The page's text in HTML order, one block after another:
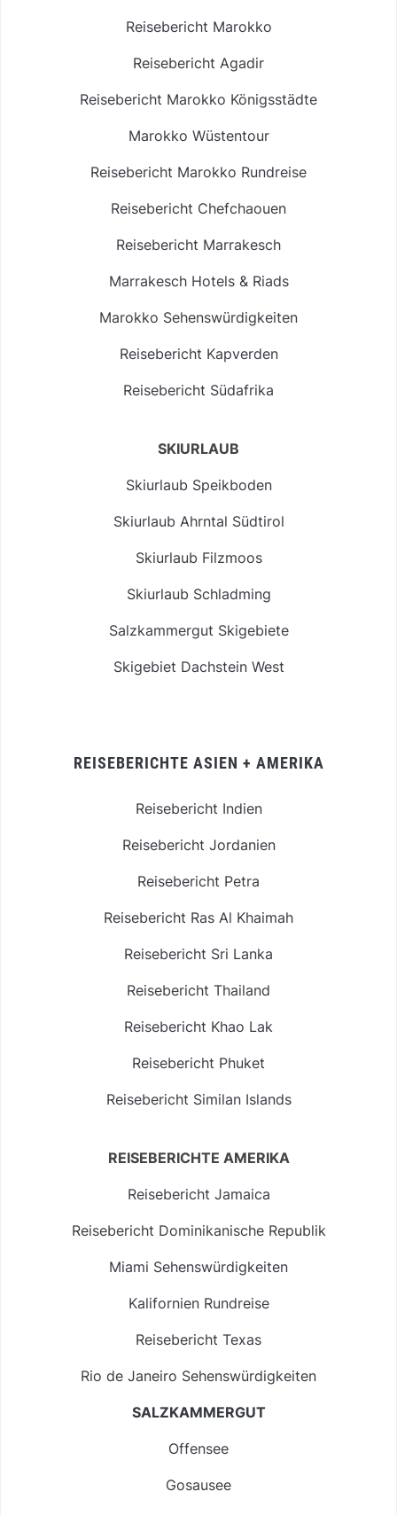
Reisebericht Marokko
Reisebericht Agadir
Reisebericht Marokko Königsstädte
Marokko Wüstentour
Reisebericht Marokko Rundreise
Reisebericht Chefchaouen
Reisebericht Marrakesch
Marrakesch Hotels & Riads
Marokko Sehenswürdigkeiten
Reisebericht Kapverden
Reisebericht Südafrika
SKIURLAUB
Skiurlaub Speikboden
Skiurlaub Ahrntal Südtirol
Skiurlaub Filzmoos
Skiurlaub Schladming
Salzkammergut Skigebiete
Skigebiet Dachstein West
REISEBERICHTE ASIEN + AMERIKA
Reisebericht Indien
Reisebericht Jordanien
Reisebericht Petra
Reisebericht Ras Al Khaimah
Reisebericht Sri Lanka
Reisebericht Thailand
Reisebericht Khao Lak
Reisebericht Phuket
Reisebericht Similan Islands
REISEBERICHTE AMERIKA
Reisebericht Jamaica
Reisebericht Dominikanische Republik
Miami Sehenswürdigkeiten
Kalifornien Rundreise
Reisebericht Texas
Rio de Janeiro Sehenswürdigkeiten
SALZKAMMERGUT
Offensee
Gosausee